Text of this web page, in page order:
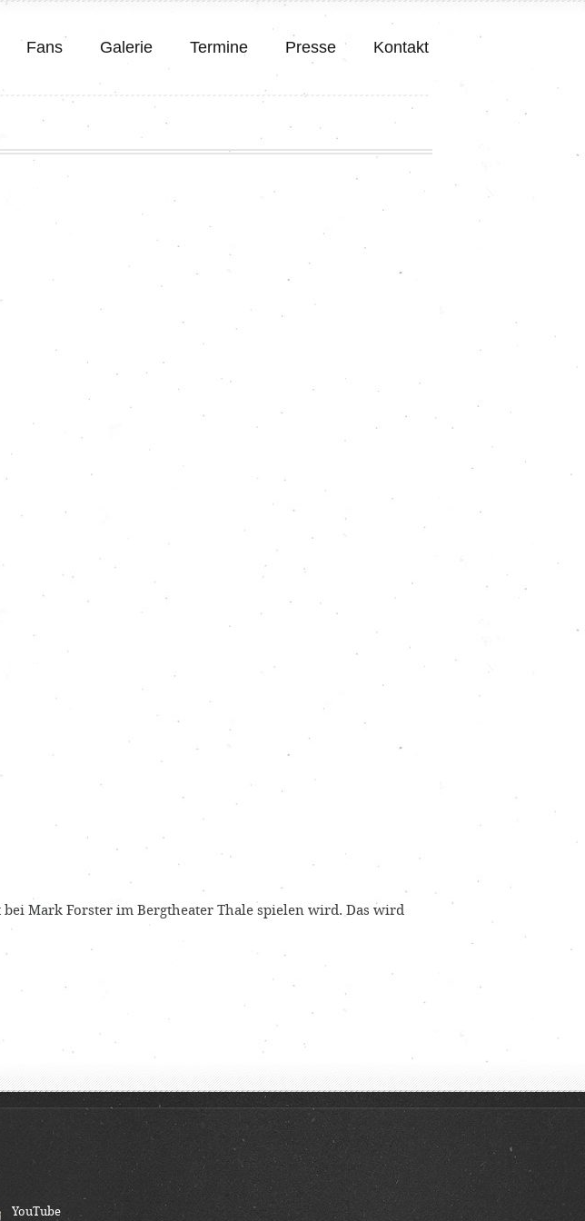
Fans Galerie Termine Presse Kontakt
Mark Forster im Bergtheater Thale spielen wird. Das wird
YouTube